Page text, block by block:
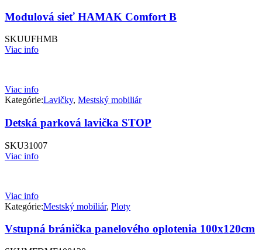
Modulová sieť HAMAK Comfort B
SKUUFHMB
Viac info
Viac info
Kategórie:Lavičky, Mestský mobiliár
Detská parková lavička STOP
SKU31007
Viac info
Viac info
Kategórie:Mestský mobiliár, Ploty
Vstupná bránička panelového oplotenia 100x120cm